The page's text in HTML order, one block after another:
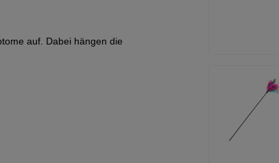
auf. Dabei hängen die